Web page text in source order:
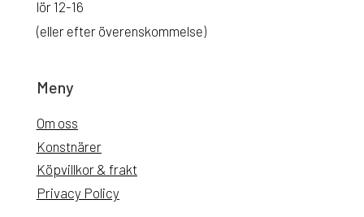
lör 12-16
(eller efter överenskommelse)
Meny
Om oss
Konstnärer
Köpvillkor & frakt
Privacy Policy